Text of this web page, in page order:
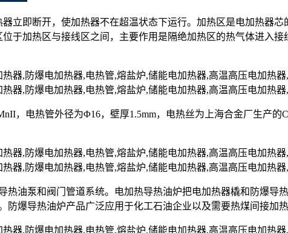
立即断开，使加热器不在超温状态下运行。加热区是电加热器
于加热区与接线区之间，主要作用是隔绝加热区的热气体进入
，电热管外径为Φ16，壁厚1.5mm，电热丝为上海合金厂生产
热油泵和阀门管道系统。电加热导热油炉把电加热器橇和防爆导
爆导热油炉产品广泛应用于化工石油企业以及需要热煤间接加热